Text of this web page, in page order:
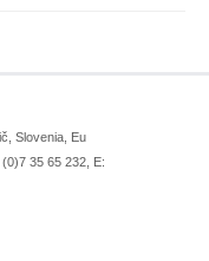
Slovenia, Eu
35 65 232, E: